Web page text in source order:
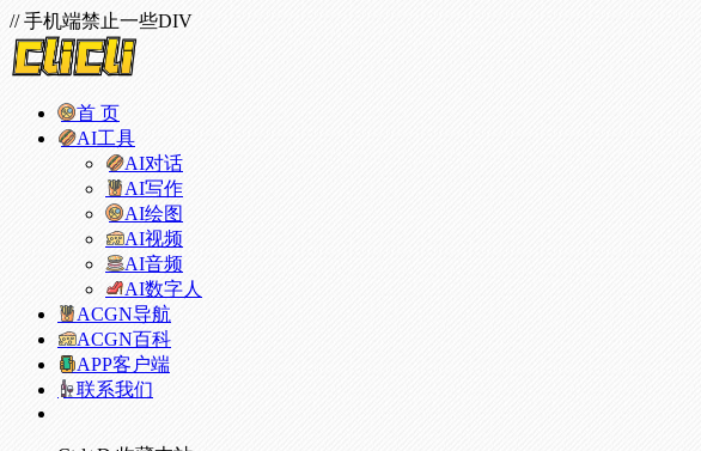
// 手机端禁止一些DIV
首 页
AI工具
AI对话
AI写作
AI绘图
AI视频
AI音频
AI数字人
ACGN导航
ACGN百科
APP客户端
联系我们